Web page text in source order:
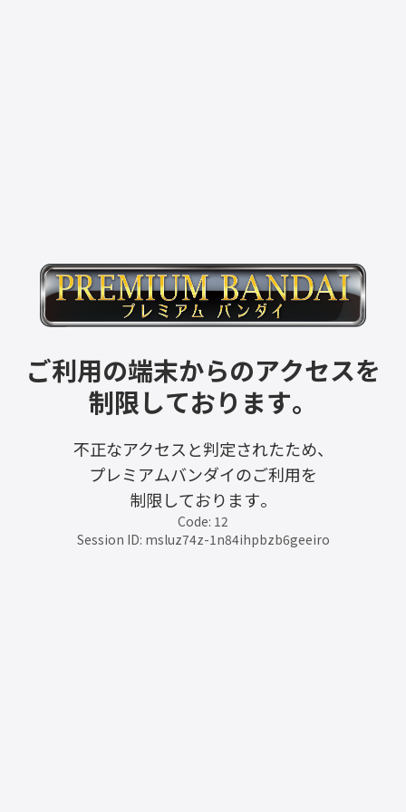
ご利用の端末からのアクセスを
制限しております。
不正なアクセスと判定されたため、
プレミアムバンダイのご利用を
制限しております。
Code: 12
Session ID: msluz74z-1n84ihpbzb6geeiro